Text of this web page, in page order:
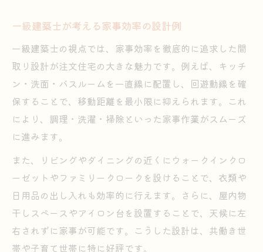
一級建築士が考える家事効率の設計例
一級建築士の視点では、家事効率を徹底的に追求した間
取り設計が注文住宅の大きな魅力です。例えば、キッチ
ン・洗面・バスルームを一直線に配置し、回遊動線を確
保することで、移動距離を最小限に抑えられます。これ
により、調理・洗濯・掃除といった家事作業がスムーズ
に進みます。
また、リビングやダイニングの近くにウォークインクロ
ーゼットやファミリークロークを設けることで、衣類や
日用品の出し入れも効率的に行えます。さらに、屋内物
干しスペースやアイロン台を設置することで、天候に左
右されずに家事が可能です。こうした設計は、共働き世
帯や子育て世帯に特に好評です。